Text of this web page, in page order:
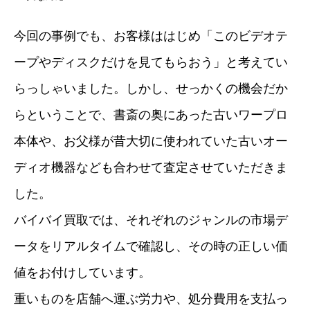
今回の事例でも、お客様ははじめ「このビデオテ
ープやディスクだけを見てもらおう」と考えてい
らっしゃいました。しかし、せっかくの機会だか
らということで、書斎の奥にあった古いワープロ
本体や、お父様が昔大切に使われていた古いオー
ディオ機器なども合わせて査定させていただきま
した。
バイバイ買取では、それぞれのジャンルの市場デ
ータをリアルタイムで確認し、その時の正しい価
値をお付けしています。
重いものを店舗へ運ぶ労力や、処分費用を支払っ